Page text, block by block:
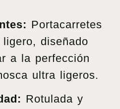
Portacarretes
diseñado
a la perfección
ultra ligeros.
Rotulada y